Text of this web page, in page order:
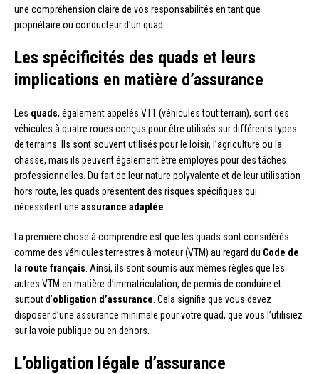
une compréhension claire de vos responsabilités en tant que
propriétaire ou conducteur d’un quad.
Les spécificités des quads et leurs
implications en matière d’assurance
Les quads, également appelés VTT (véhicules tout terrain), sont des
véhicules à quatre roues conçus pour être utilisés sur différents types
de terrains. Ils sont souvent utilisés pour le loisir, l’agriculture ou la
chasse, mais ils peuvent également être employés pour des tâches
professionnelles. Du fait de leur nature polyvalente et de leur utilisation
hors route, les quads présentent des risques spécifiques qui
nécessitent une assurance adaptée
La première chose à comprendre est que les quads sont considérés
comme des véhicules terrestres à moteur (VTM) au regard du Code de
la route français . Ainsi, ils sont soumis aux mêmes règles que les
autres VTM en matière d’immatriculation, de permis de conduire et
surtout d’obligation d’assurance . Cela signifie que vous devez
disposer d’une assurance minimale pour votre quad, que vous l’utilisiez
sur la voie publique ou en dehors.
L’obligation légale d’assurance